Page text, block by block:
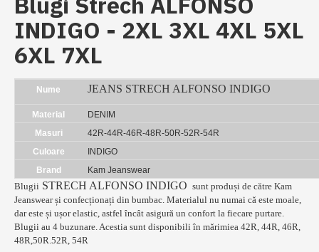
INDIGO - 2XL 3XL 4XL 5XL
6XL 7XL
Nume JEANS STRECH ALFONSO INDIGO
Material
DENIM
Masuri
42R-44R-46R-48R-50R-52R-54R
Culoare
INDIGO
Brand
Kam Jeanswear
Blugii STRECH ALFONSO INDIGO sunt produși de către Kam
Jeanswear și confecționați din bumbac. Materialul nu numai că este moale,
dar este și ușor elastic, astfel încât asigură un confort la fiecare purtare.
Blugii au 4 buzunare. Acestia sunt disponibili în mărimiea 42R, 44R, 46R,
48R,50R.52R, 54R